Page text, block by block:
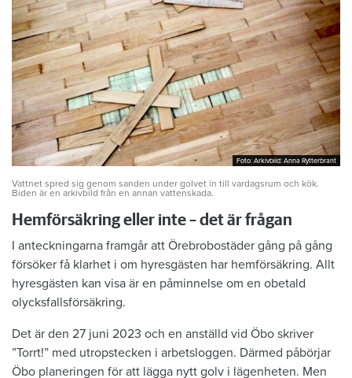
Foto: Arkivbild: Anna Rytterbrant
Foto: Arkivbild: Anna Rytterbrant
Vattnet spred sig genom sanden under golvet in till vardagsrum och kök.
Biden är en arkivbild från en annan vattenskada.
Hemförsäkring eller inte – det är frågan
I anteckningarna framgår att Örebrobostäder gång på gång
försöker få klarhet i om hyresgästen har hemförsäkring. Allt
hyresgästen kan visa är en påminnelse om en obetald
olycksfallsförsäkring.
Det är den 27 juni 2023 och en anställd vid Öbo skriver
”Torrt!” med utropstecken i arbetsloggen. Därmed påbörjar
Öbo planeringen för att lägga nytt golv i lägenheten. Men